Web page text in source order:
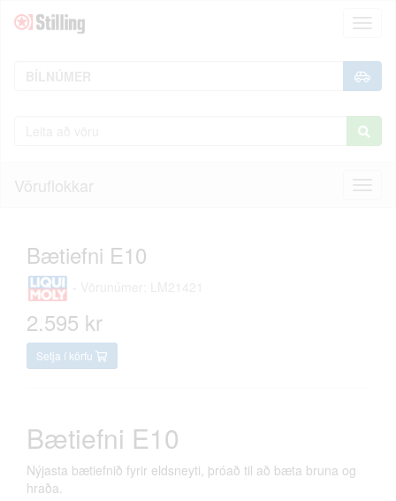
Vöruflokkar
Bætiefni E10
-
2.595 kr
Setja í körfu
Bætiefni E10
Nýjasta bætiefnið fyrir eldsneyti, þróað til að bæta bruna og
hraða.